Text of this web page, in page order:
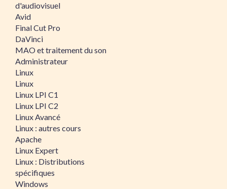
d'audiovisuel
Avid
Final Cut Pro
DaVinci
MAO et traitement du son
Administrateur
Linux
Linux
Linux LPI C1
Linux LPI C2
Linux Avancé
Linux : autres cours
Apache
Linux Expert
Linux : Distributions
spécifiques
Windows